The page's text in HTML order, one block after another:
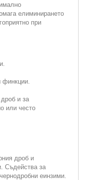
елиминирането
при
и за
или често
дроб и
Съдейства за
еинзими.